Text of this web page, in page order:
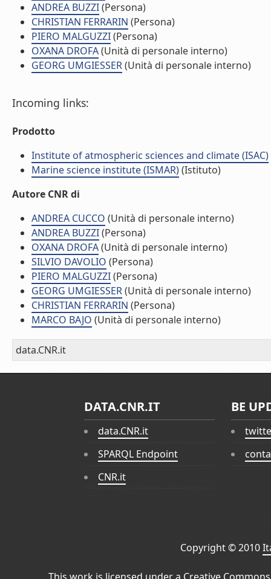
ANDREA BUZZI(Persona)
CHRISTIAN FERRARIN (Persona)
PIERO MALGUZZI(Persona)
OXANA DROFA(Unità di personale interno)
GEORG UMGIESSER(Unità di personale interno)
Incoming links:
Prodotto
Institute of atmospheric sciences and climate (ISAC)
Marine science institute (ISMAR)(Istituto)
Autore CNR di
ANDREA CUCCO (Unità di personale interno)
ANDREA BUZZI(Persona)
OXANA DROFA(Unità di personale interno)
SILVIO DAVOLIO (Persona)
PIERO MALGUZZI(Persona)
GEORG UMGIESSER(Unità di personale interno)
CHRISTIAN FERRARIN (Persona)
MARCO BAJO (Unità di personale interno)
data.CNR.it
DATA.CNR.IT
data.CNR.it
SPARQL Endpoint
CNR.it
BE
Copyright © 2010